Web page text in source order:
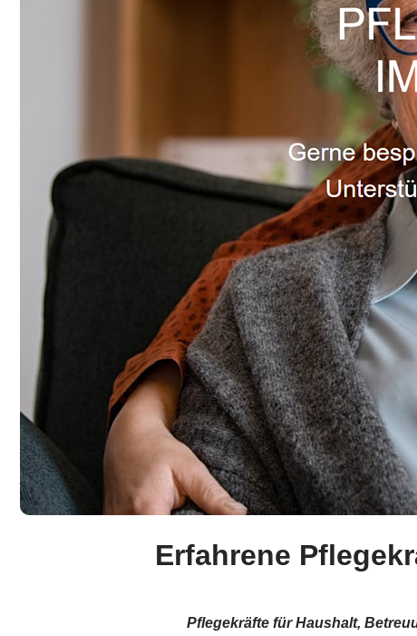
Erfahrene
Pflegekräfte für Haushalt,